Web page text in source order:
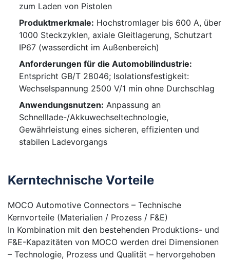
zum Laden von Pistolen
Produktmerkmale: Hochstromlager bis 600 A, über
1000 Steckzyklen, axiale Gleitlagerung, Schutzart
IP67 (wasserdicht im Außenbereich)
Anforderungen für die Automobilindustrie:
Entspricht GB/T 28046; Isolationsfestigkeit:
Wechselspannung 2500 V/1 min ohne Durchschlag
Anwendungsnutzen: Anpassung an
Schnelllade-/Akkuwechseltechnologie,
Gewährleistung eines sicheren, effizienten und
stabilen Ladevorgangs
Kerntechnische Vorteile
MOCO Automotive Connectors – Technische
Kernvorteile (Materialien / Prozess / F&E)
In Kombination mit den bestehenden Produktions- und
F&E-Kapazitäten von MOCO werden drei Dimensionen
– Technologie, Prozess und Qualität – hervorgehoben